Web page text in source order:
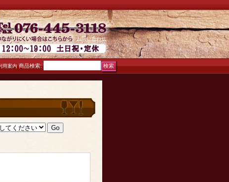
用案内
お問い合わせ
商品検索: